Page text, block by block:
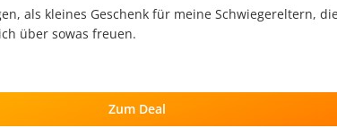
als kleines Geschenk für meine Schwiegereltern,
über sowas freuen.
Zum Deal